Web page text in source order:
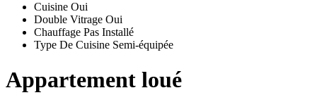
Cuisine Oui
Double Vitrage Oui
Chauffage Pas Installé
Type De Cuisine Semi-équipée
Appartement loué